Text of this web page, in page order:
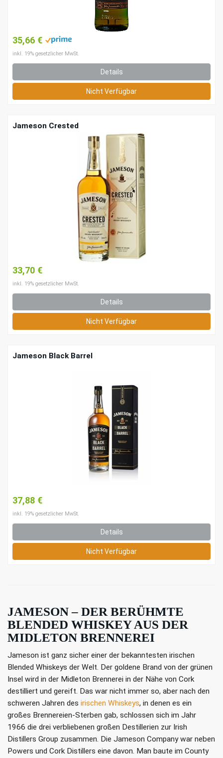
35,66 €
inkl. 19% gesetzlicher MwSt.
Details
Nicht Verfügbar
Jameson Crested
33,70 €
inkl. 19% gesetzlicher MwSt.
Details
Nicht Verfügbar
Jameson Black Barrel
37,88 €
inkl. 19% gesetzlicher MwSt.
Details
Nicht Verfügbar
JAMESON – DER BERÜHMTE
BLENDED WHISKEY AUS DER
MIDLETON BRENNEREI
Jameson ist ganz sicher einer der bekanntesten irischen
Blended Whiskeys der Welt. Der goldene Brand von der grünen
Insel wird in der Midleton Brennerei in der Nähe von Cork
destilliert und gereift. Das war nicht immer so, aber nach den
schweren Jahren des irischen Whiskeys, in denen es ein
großes Brennereien-Sterben gab, schlossen sich im Jahr
1966 die drei verbliebenen großen Destillerien zur Irish
Distillers Group zusammen. Die Jameson Company war neben
Powers und Cork Distillers eine davon. Man baute im County